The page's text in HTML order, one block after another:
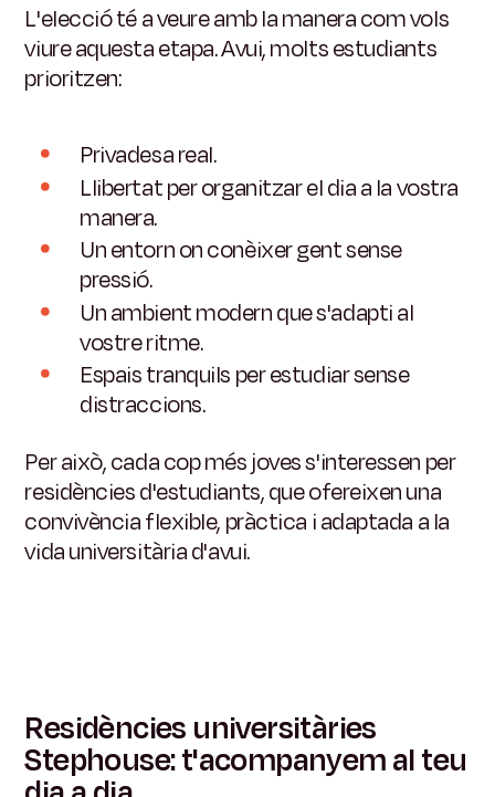
L'elecció té a veure amb la manera com vols
viure aquesta etapa. Avui, molts estudiants
prioritzen:
Privadesa real.
Llibertat per organitzar el dia a la vostra
manera.
Un entorn on conèixer gent sense
pressió.
Un ambient modern que s'adapti al
vostre ritme.
Espais tranquils per estudiar sense
distraccions.
Per això, cada cop més joves s'interessen per
residències d'estudiants, que ofereixen una
convivència flexible, pràctica i adaptada a la
vida universitària d'avui.
Residències universitàries
Stephouse: t'acompanyem al teu